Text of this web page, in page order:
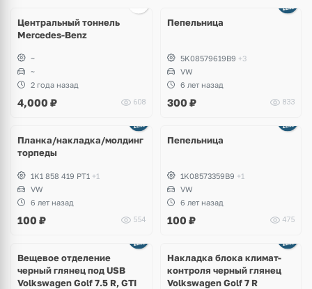
Центральный тоннель
Mercedes-Benz
~
~
2 года назад
4,000 ₽ 608
Пепельница
5K08579619B9 +3
VW
6 лет назад
300 ₽ 833
Планка/накладка/молдинг
торпеды
1K1 858 419 PT1 +1
VW
6 лет назад
100 ₽ 554
Пепельница
1K08573359B9 +1
VW
6 лет назад
100 ₽ 475
Вещевое отделение
черный глянец под USB
Volkswagen Golf 7.5 R, GTI
Накладка блока климат-
контроля черный глянец
Volkswagen Golf 7 R